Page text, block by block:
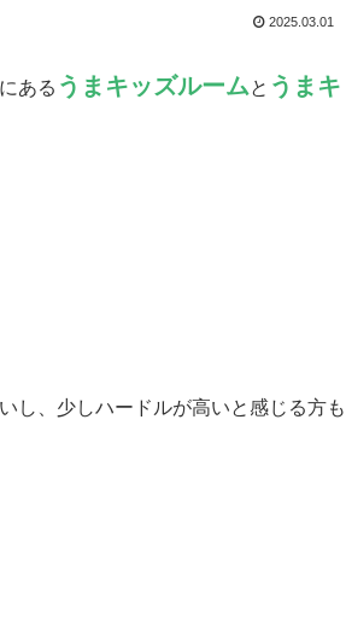
2025.03.01
ある うまキッズルームと うまキ
し、少しハードルが高いと感じる方も